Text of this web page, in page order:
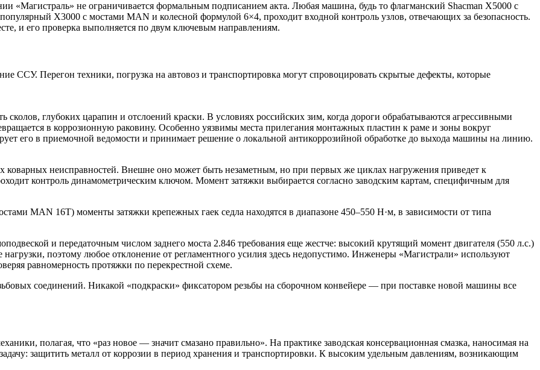
«Магистраль» не ограничивается формальным подписанием акта. Любая машина, будь то флагманский Shacman X5000 с
X3000 с мостами MAN и колесной формулой 6×4, проходит входной контроль узлов, отвечающих за безопасность.
и его проверка выполняется по двум ключевым направлениям.
ССУ. Перегон техники, погрузка на автовоз и транспортировка могут спровоцировать скрытые дефекты, которые
глубоких царапин и отслоений краски. В условиях российских зим, когда дороги обрабатываются агрессивными
в коррозионную раковину. Особенно уязвимы места прилегания монтажных пластин к раме и зоны вокруг
его в приемочной ведомости и принимает решение о локальной антикоррозийной обработке до выхода машины на линию.
неисправностей. Внешне оно может быть незаметным, но при первых же циклах нагружения приведет к
контроль динамометрическим ключом. Момент затяжки выбирается согласно заводским картам, специфичным для
MAN 16T) моменты затяжки крепежных гаек седла находятся в диапазоне 450–550 Н·м, в зависимости от типа
и передаточным числом заднего моста 2.846 требования еще жестче: высокий крутящий момент двигателя (550 л.с.)
нагрузки, поэтому любое отклонение от регламентного усилия здесь недопустимо. Инженеры «Магистрали» используют
равномерность протяжки по перекрестной схеме.
соединений. Никакой «подкраски» фиксатором резьбы на сборочном конвейере — при поставке новой машины все
полагая, что «раз новое — значит смазано правильно». На практике заводская консервационная смазка, наносимая на
защитить металл от коррозии в период хранения и транспортировки. К высоким удельным давлениям, возникающим